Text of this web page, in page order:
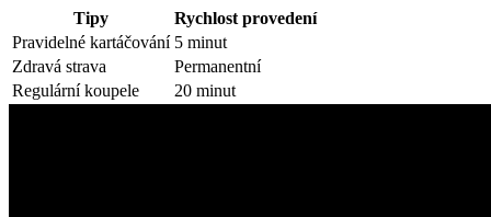
Tipy
Rychlost provedení
Pravidelné kartáčování 5 minut
Zdravá strava
Permanentní
Regulární koupele
20 minut